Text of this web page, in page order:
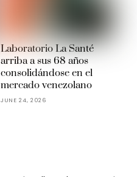
Laboratorio La Santé
arriba a sus 68 años
consolidándose en el
mercado venezolano
JUNE 24, 2026